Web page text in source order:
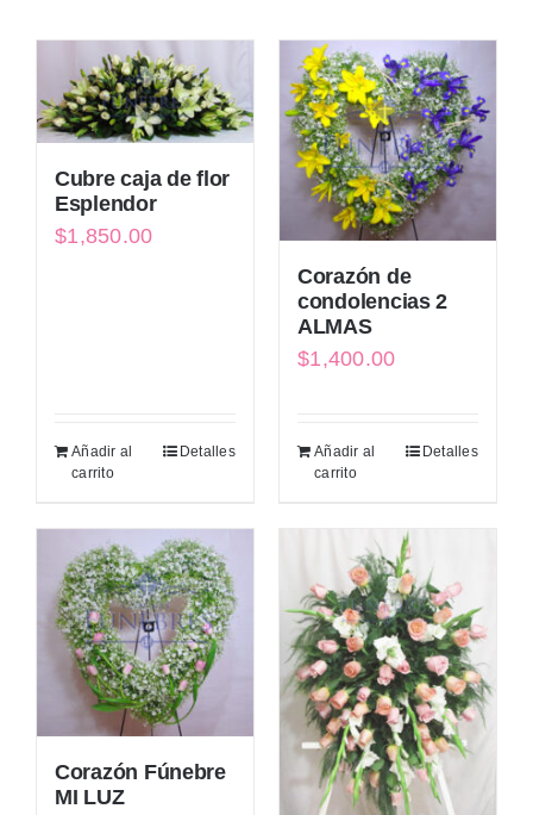
Cubre caja de flor
Esplendor
$1,850.00
Añadir al
carrito
Detalles
Corazón de
condolencias 2
ALMAS
$1,400.00
Añadir al
carrito
Detalles
Corazón Fúnebre
MI LUZ